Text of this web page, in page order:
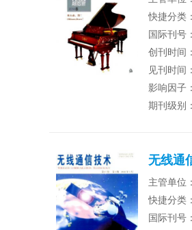
快捷分类：
国际刊号：
创刊时间：
见刊时间：
影响因子：
期刊级别：
无线通
主管单位：
快捷分类：
国际刊号：